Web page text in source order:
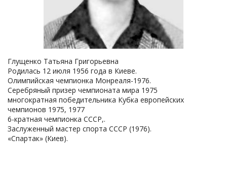
Глущенко Татьяна Григорьевна
Родилась 12 июля 1956 года в Киеве.
Олимпийская чемпионка Монреаля-1976.
Серебряный призер чемпионата мира 1975
многократная победительника Кубка европейских
чемпионов 1975, 1977
6-кратная чемпионка СССР,.
Заслуженный мастер спорта СССР (1976).
«Спартак» (Киев).